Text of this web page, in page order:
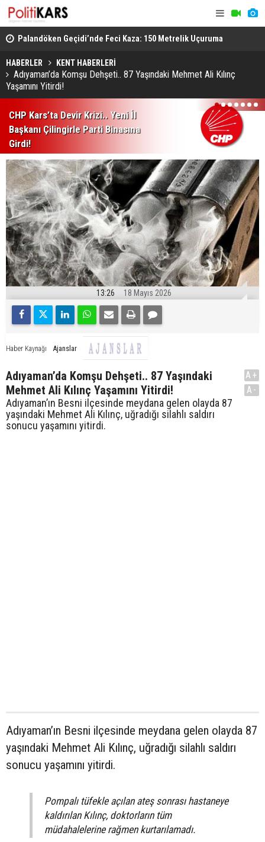
Palandöken Geçidi’nde Feci Kaza: 150 Metrelik Uçuruma
Yuvarlandı
HABERLER KENT HABERLERİ
Adıyaman’da Komşu Dehşeti.. 87 Yaşındaki Mehmet Ali Kılınç
Yaşamını Yitirdi!
CHP Kars’ta Devir Krizi.. Yeni İl
Başkanı Çilingirle Parti Binasına
Girdi!
1 2 3 4 5 6 7
13:26 18 Mayıs 2026
Haber Kaynağı Ajanslar
Adıyaman’da Komşu Dehşeti.. 87 Yaşındaki
Mehmet Ali Kılınç Yaşamını Yitirdi!
Adıyaman’ın Besni ilçesinde meydana gelen olayda 87
yaşındaki Mehmet Ali Kılınç, uğradığı silahlı saldırı
sonucu yaşamını yitirdi.
A+
A-
Adıyaman’ın Besni ilçesinde meydana gelen olayda 87
yaşındaki Mehmet Ali Kılınç, uğradığı silahlı saldırı
sonucu yaşamını yitirdi.
Pompalı tüfekle açılan ateş sonrası hastaneye
kaldırılan Kılınç, doktorların tüm
müdahalelerine rağmen kurtarılamadı.